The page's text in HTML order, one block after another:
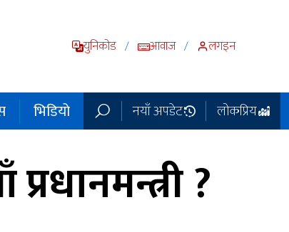
युनिकोड / आवाज / लगइन
भिडियो नयाँ अपडेट लोकप्रिय
?